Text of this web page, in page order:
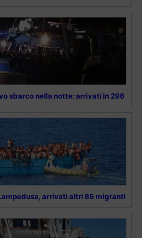
sbarco nella notte: arrivati in 296
arrivati altri 86 migranti